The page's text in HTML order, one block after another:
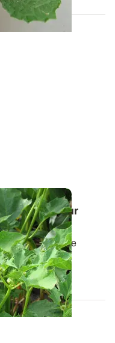
datura pour
le datura est une